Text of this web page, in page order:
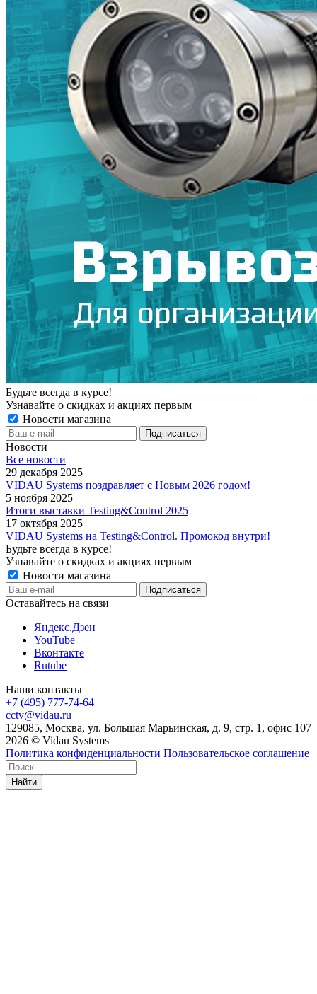
Будьте всегда в курсе!
Узнавайте о скидках и акциях первым
Новости магазина
Новости
Все новости
29 декабря 2025
VIDAU Systems поздравляет с Новым 2026 годом!
5 ноября 2025
Итоги выставки Testing&Control 2025
17 октября 2025
VIDAU Systems на Testing&Control. Промокод внутри!
Будьте всегда в курсе!
Узнавайте о скидках и акциях первым
Новости магазина
Оставайтесь на связи
Яндекс.Дзен
YouTube
Вконтакте
Rutube
Наши контакты
+7 (495) 777-74-64
cctv@vidau.ru
129085, Москва, ул. Большая Марьинская, д. 9, стр. 1, офис 107
2026 © Vidau Systems
Политика конфиденциальности Пользовательское соглашение
Найти